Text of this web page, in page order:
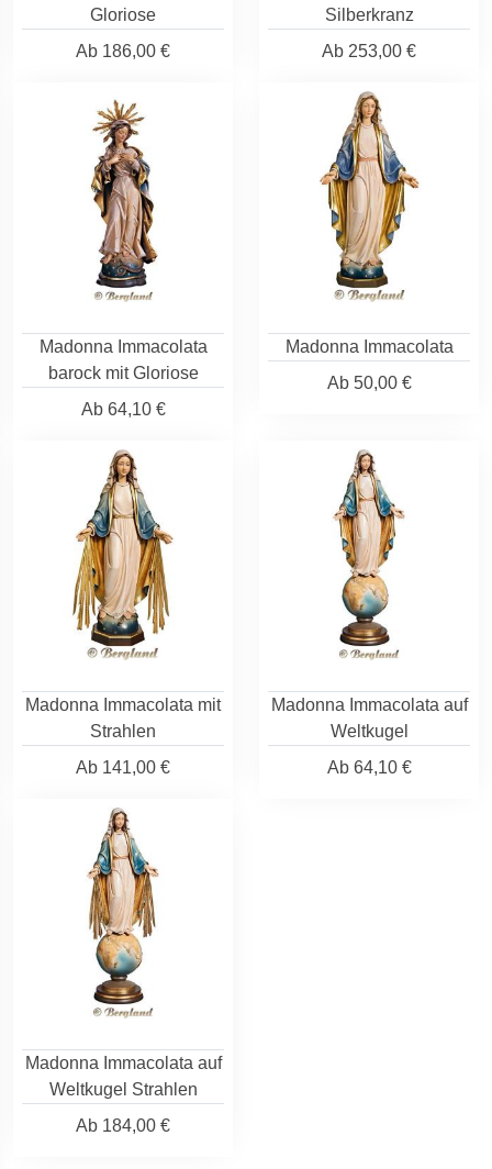
Gloriose
Ab 186,00 €
Silberkranz
Ab 253,00 €
Madonna Immacolata
barock mit Gloriose
Ab64,10 €
Madonna Immacolata
Ab50,00 €
Madonna Immacolata mit
Strahlen
Ab 141,00 €
Madonna Immacolata auf
Weltkugel
Ab64,10 €
Madonna Immacolata auf
Weltkugel Strahlen
Ab 184,00 €